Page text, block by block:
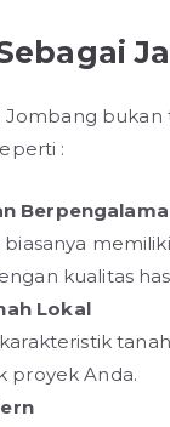
:
kualitas
Lokal
proyek Anda.